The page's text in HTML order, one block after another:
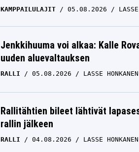
KAMPPAILULAJIT 05.08.2026
Jenkkihuuma voi alkaa: Kalle
uuden aluevaltauksen
RALLI 05.08.2026 LASSE HONKANEN
Rallitähtien bileet lähtivät
rallin jälkeen
RALLI 04.08.2026 LASSE HONKANEN